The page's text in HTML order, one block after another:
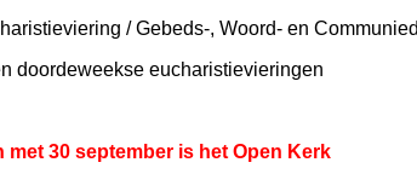
/ Gebeds-, Woord- en
doordeweekse eucharistievieringen
met 30 september is het Open Kerk